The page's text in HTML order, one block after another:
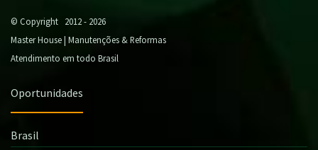
© Copyright 2012 - 2026
Master House | Manutenções & Reformas
Atendimento em todo Brasil
Oportunidades
Brasil